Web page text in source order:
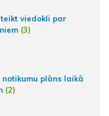
viedokli par
(3)
plāns laikā
(2)